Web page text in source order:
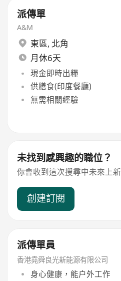
派傳單
A&M
東區, 北角
月休6天
現金即時出糧
供膳食(印度餐廳)
無需相關經驗
未找到感興趣的職位？
你會收到這次搜尋中未來上
創建訂閱
派傳單員
香港堯舜良光新能源有限公司
身心健康，能户外工作